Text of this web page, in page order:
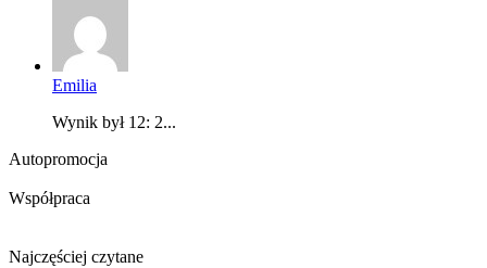
Emilia
Wynik był 12: 2...
Autopromocja
Współpraca
Najczęściej czytane